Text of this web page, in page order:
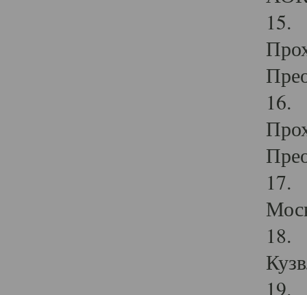
15.
16.
17.
18.
19.